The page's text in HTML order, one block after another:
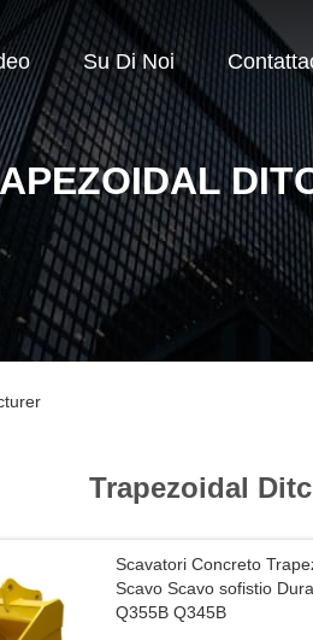
Su Di Noi
Trapezoidal
Scavatori Concreto
Scavo Scavo sofistio
Q355B Q345B